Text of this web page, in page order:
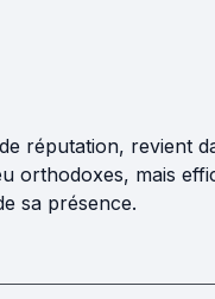
réputation, revient
orthodoxes, mais
sa présence.